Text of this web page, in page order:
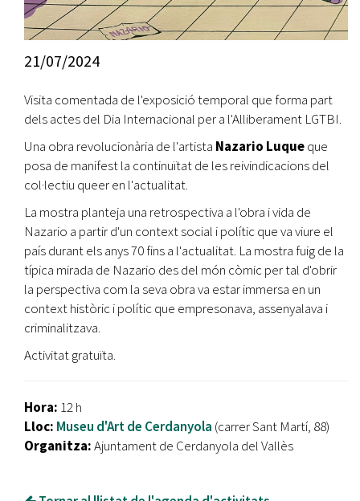
21/07/2024
Visita comentada de l'exposició temporal que forma part
dels actes del Dia Internacional per a l'Alliberament LGTBI.
Una obra revolucionària de l'artista Nazario Luqueque
posa de manifest la continuïtat de les reivindicacions del
col·lectiu queer en l'actualitat.
La mostra planteja una retrospectiva a l'obra i vida de
Nazario a partir d'un context social i polític que va viure el
país durant els anys 70 fins a l'actualitat. La mostra fuig de la
típica mirada de Nazario des del món còmic per tal d'obrir
la perspectiva com la seva obra va estar immersa en un
context històric i polític que empresonava, assenyalava i
criminalitzava.
Activitat gratuïta.
Hora: 12 h
Lloc: Museu d'Art de Cerdanyola (carrer Sant Martí, 88)
Organitza:Ajuntament de Cerdanyola del Vallès